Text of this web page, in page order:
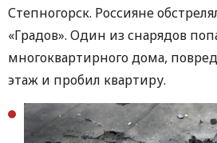
Степногорск. Россияне
«Градов». Один из снарядов
многоквартирного дома,
этаж и пробил квартиру.